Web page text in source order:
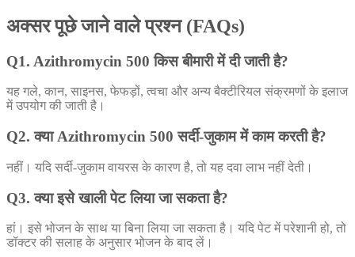
अक्सर पूछे जाने वाले प्रश्न (FAQs)
Q1. Azithromycin 500 किस बीमारी में दी जाती है?
यह गले, कान, साइनस, फेफड़ों, त्वचा और अन्य बैक्टीरियल संक्रमणों के इलाज
में उपयोग की जाती है।
Q2. क्या Azithromycin 500 सर्दी-जुकाम में काम करती है?
नहीं। यदि सर्दी-जुकाम वायरस के कारण है, तो यह दवा लाभ नहीं देती।
Q3. क्या इसे खाली पेट लिया जा सकता है?
हां। इसे भोजन के साथ या बिना लिया जा सकता है। यदि पेट में परेशानी हो, तो
डॉक्टर की सलाह के अनुसार भोजन के बाद लें।